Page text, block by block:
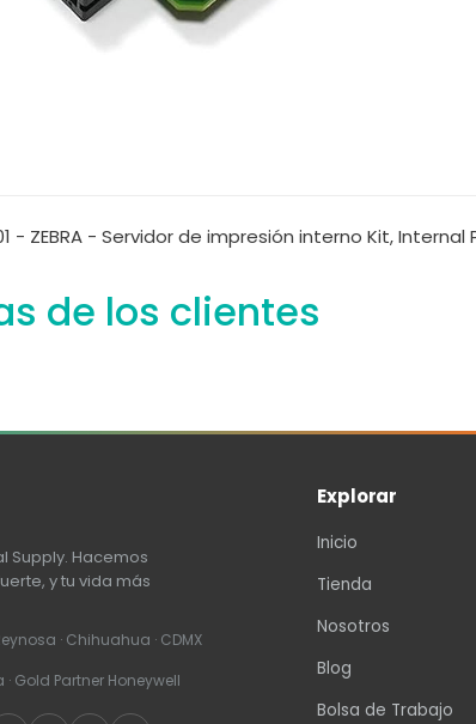
- ZEBRA - Servidor de impresión interno Kit, Internal
de los clientes
Supply. Hacemos
y tu vida más
· Chihuahua · CDMX
· Gold Partner Honeywell
Explorar
Inicio
Tienda
Nosotros
Blog
Bolsa de Trabajo